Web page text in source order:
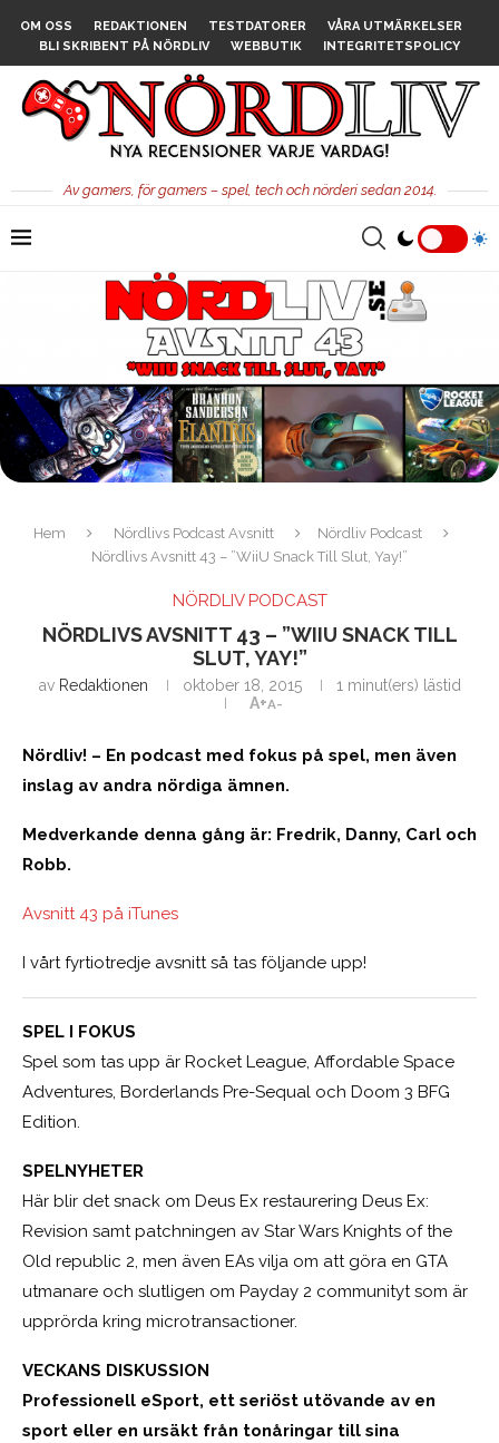
OM OSS REDAKTIONEN TESTDATORER
VÅRA UTMÄRKELSER
BLI SKRIBENT PÅ NÖRDLIV
WEBBUTIK INTEGRITETSPOLICY
Av gamers, för gamers – spel, tech och nörderi sedan 2014.
Hem Nördlivs Podcast Avsnitt
Nördliv Podcast
Nördlivs Avsnitt 43 – ”WiiU Snack Till Slut, Yay!”
NÖRDLIV PODCAST
NÖRDLIVS AVSNITT 43 – ”WIIU SNACK TILL
SLUT, YAY!”
av Redaktionen oktober 18, 2015
1 minut(ers) lästid
A+A-
Nördliv! – En podcast med fokus på spel, men även
inslag av andra nördiga ämnen.
Medverkande denna gång är: Fredrik, Danny, Carl och
Robb.
Avsnitt 43 på iTunes
I vårt fyrtiotredje avsnitt så tas följande upp!
SPEL I FOKUS
Spel som tas upp är Rocket League, Affordable Space
Adventures, Borderlands Pre-Sequal och Doom 3 BFG
Edition.
SPELNYHETER
Här blir det snack om Deus Ex restaurering Deus Ex:
Revision samt patchningen av Star Wars Knights of the
Old republic 2, men även EAs vilja om att göra en GTA
utmanare och slutligen om Payday 2 communityt som är
upprörda kring microtransactioner.
VECKANS DISKUSSION
Professionell eSport, ett seriöst utövande av en
sport eller en ursäkt från tonåringar till sina